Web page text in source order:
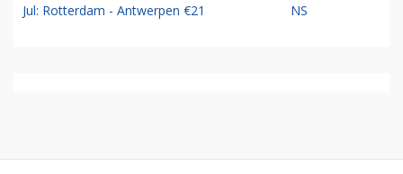
Jul: Rotterdam - Antwerpen €21 NS